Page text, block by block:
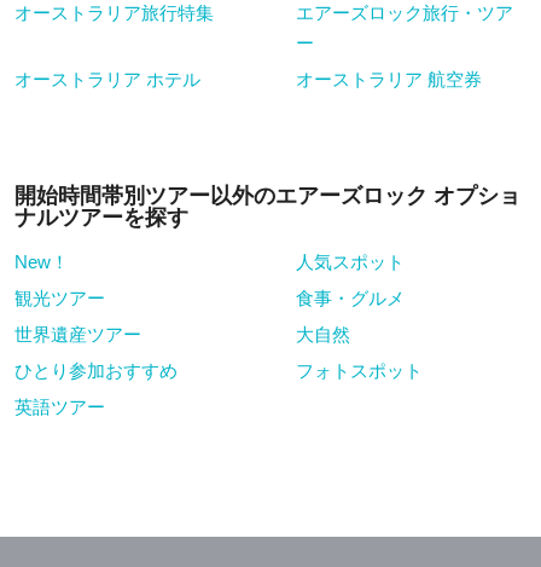
オーストラリア旅行特集
エアーズロック旅行・ツア
ー
オーストラリア ホテル
オーストラリア 航空券
開始時間帯別ツアー以外のエアーズロック オプショ
ナルツアーを探す
New！
人気スポット
観光ツアー
食事・グルメ
世界遺産ツアー
大自然
ひとり参加おすすめ
フォトスポット
英語ツアー